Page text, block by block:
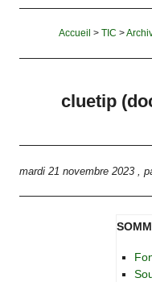
Accueil > TIC >
cluetip
mardi 21 novembre 2023 ,